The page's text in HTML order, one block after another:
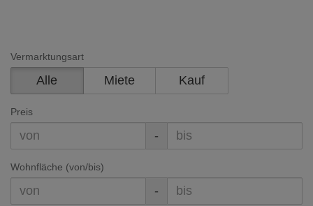
Vermarktungsart
Alle Miete Kauf
Preis
-
Wohnfläche (von/bis)
-